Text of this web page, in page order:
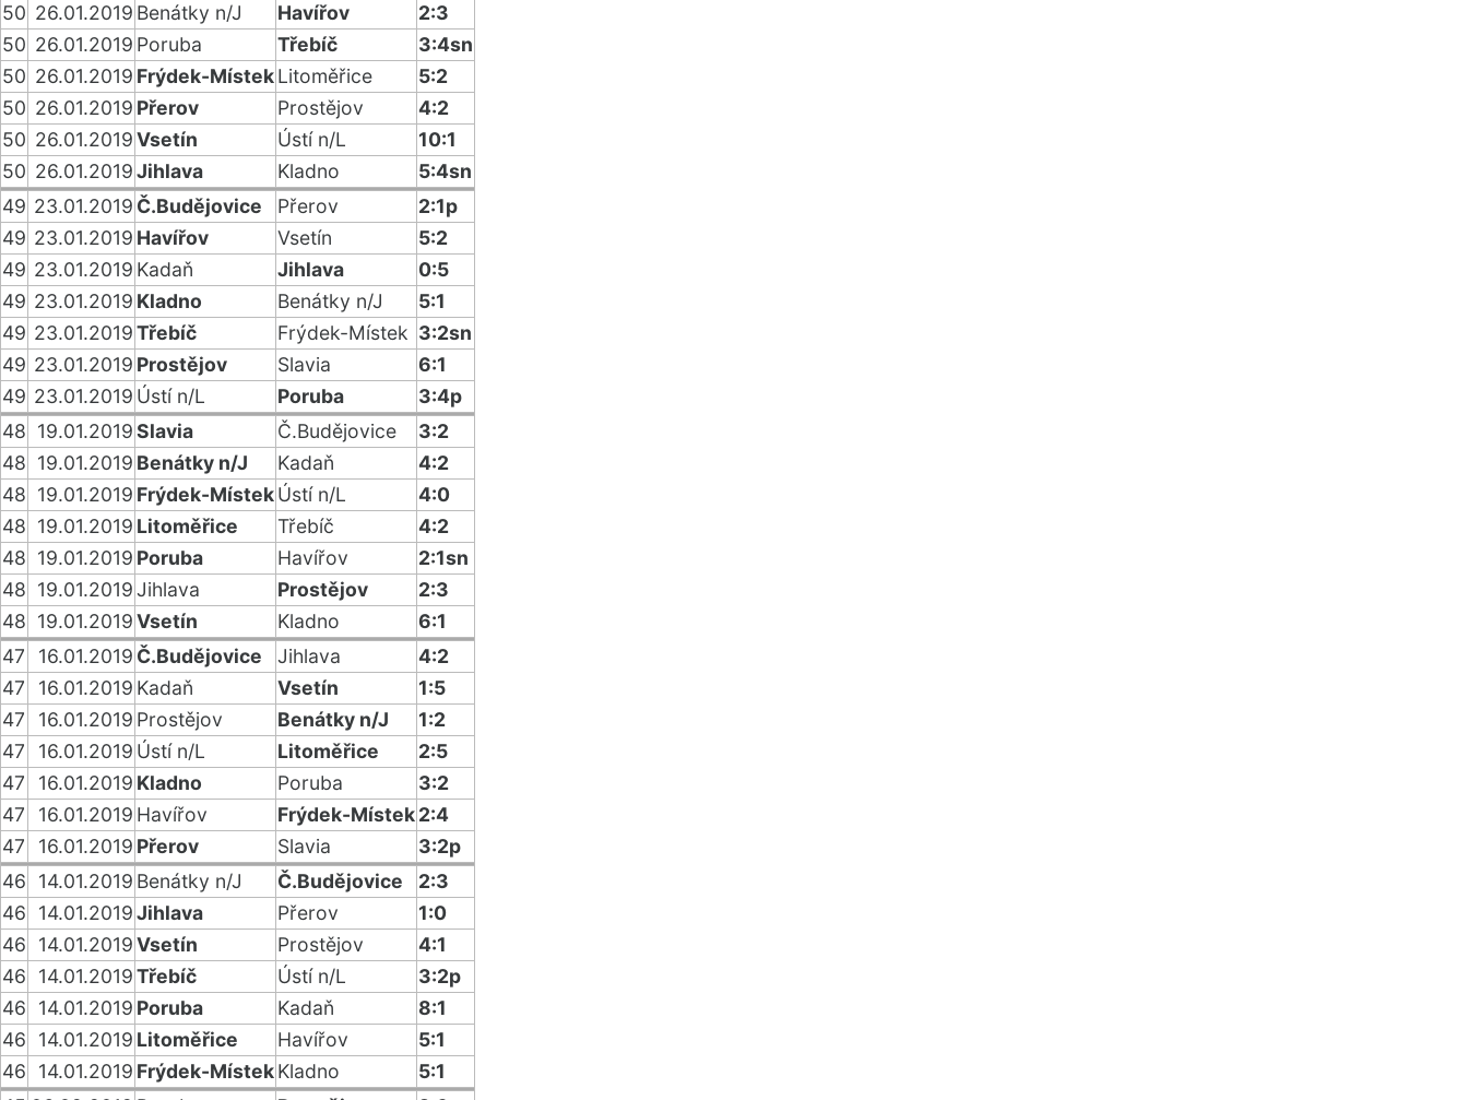
50 26.01.2019 Benátky n/J Havířov
2:3
50 26.01.2019 Poruba Třebíč
3:4sn
50 26.01.2019 Frýdek-MístekLitoměřice
5:2
50 26.01.2019 Přerov Prostějov
4:2
50 26.01.2019Vsetín Ústí n/L
10:1
50 26.01.2019Jihlava Kladno
5:4sn
49 23.01.2019 Č.Budějovice Přerov
2:1p
49 23.01.2019 Havířov Vsetín
5:2
49 23.01.2019 Kadaň Jihlava
0:5
49 23.01.2019 Kladno Benátky n/J
5:1
49 23.01.2019Třebíč Frýdek-Místek 3:2sn
49 23.01.2019 Prostějov Slavia
6:1
49 23.01.2019 Ústí n/L Poruba
3:4p
48 19.01.2019Slavia Č.Budějovice
3:2
48 19.01.2019 Benátky n/J Kadaň
4:2
48 19.01.2019 Frýdek-MístekÚstí n/L
4:0
48 19.01.2019 Litoměřice Třebíč
4:2
48 19.01.2019 Poruba Havířov
2:1sn
48 19.01.2019Jihlava Prostějov
2:3
48 19.01.2019Vsetín Kladno
6:1
47
16.01.2019 Č.Budějovice Jihlava
4:2
47
16.01.2019 Kadaň Vsetín
1:5
47
16.01.2019 Prostějov Benátky n/J
1:2
47
16.01.2019 Ústí n/L Litoměřice
2:5
47
16.01.2019 Kladno Poruba
3:2
47
16.01.2019 Havířov Frýdek-Místek2:4
47
16.01.2019 Přerov Slavia
3:2p
46
14.01.2019 Benátky n/J Č.Budějovice
2:3
46
14.01.2019Jihlava Přerov
1:0
46
14.01.2019Vsetín Prostějov
4:1
46
14.01.2019Třebíč Ústí n/L
3:2p
46
14.01.2019 Poruba Kadaň
8:1
46
14.01.2019 Litoměřice Havířov
5:1
46
14.01.2019 Frýdek-MístekKladno
5:1